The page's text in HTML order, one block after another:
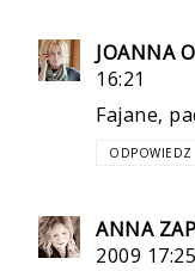
JOANNA
16:21
Fajane,
ODPOWIEDZ
ANNA
2009 17:25